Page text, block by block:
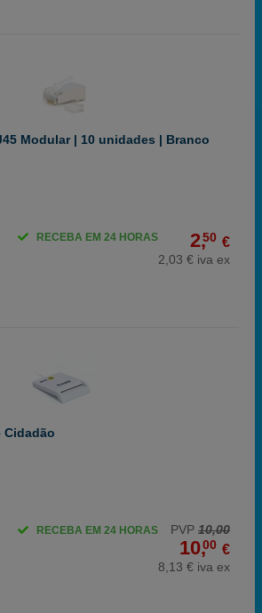
Modular | 10 unidades | Branco
2,50 €
2,03 € iva ex
RECEBA EM 24 HORAS
Cidadão
PVP 10,00
10,00 €
8,13 € iva ex
RECEBA EM 24 HORAS